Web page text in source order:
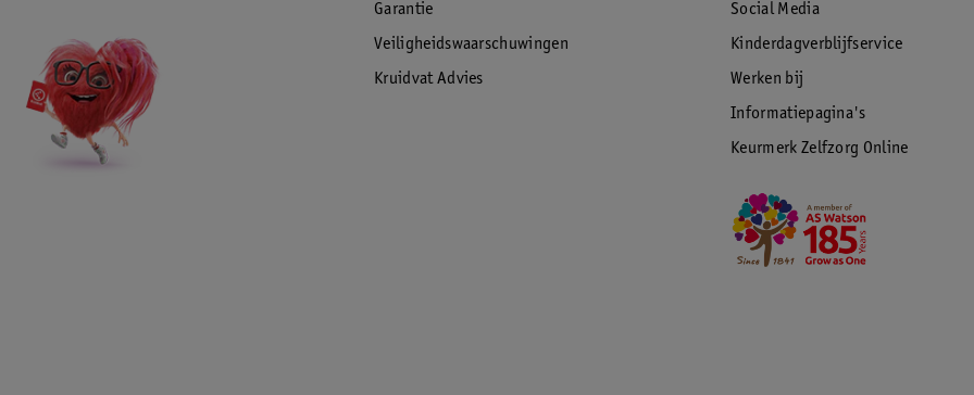
Garantie
Veiligheidswaarschuwingen
Kruidvat Advies
Social Media
Kinderdagverblijfservice
Werken bij
Informatiepagina's
Keurmerk Zelfzorg Online